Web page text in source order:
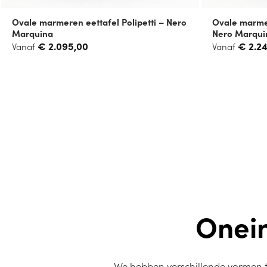
Ovale marmeren eettafel Polipetti – Nero
Marquina
Vanaf€ 2.095,00
Ovale
Nero
Vanaf€